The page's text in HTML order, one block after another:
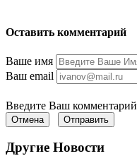
Оставить комментарий
Ваше имя
Ваш email
Введите Ваш комментарий
Отмена Отправить
Другие Новости